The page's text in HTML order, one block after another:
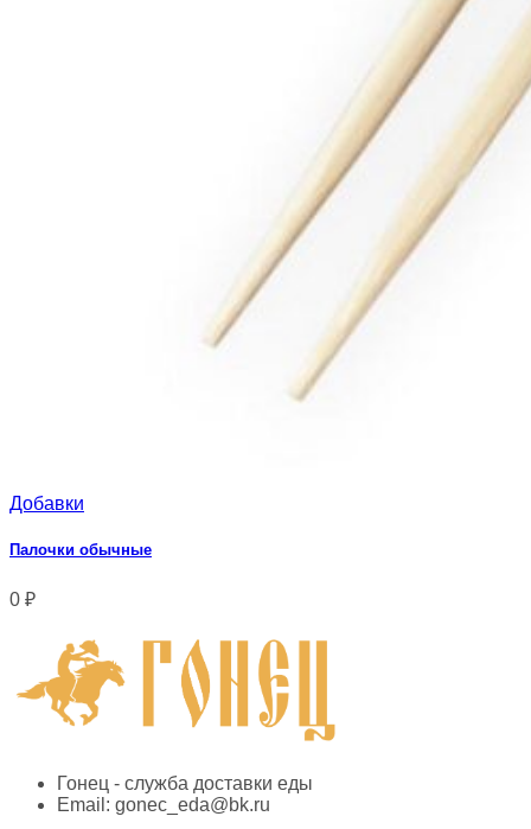
Добавки
Палочки обычные
0 ₽
Гонец - служба доставки еды
Email: gonec_eda@bk.ru